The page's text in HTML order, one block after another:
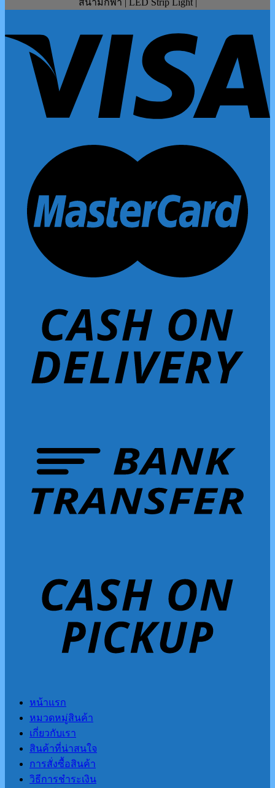
หน้าแรก
หมวดหมู่สินค้า
เกี่ยวกับเรา
สินค้าที่น่าสนใจ
การสั่งซื้อสินค้า
วิธีการชำระเงิน